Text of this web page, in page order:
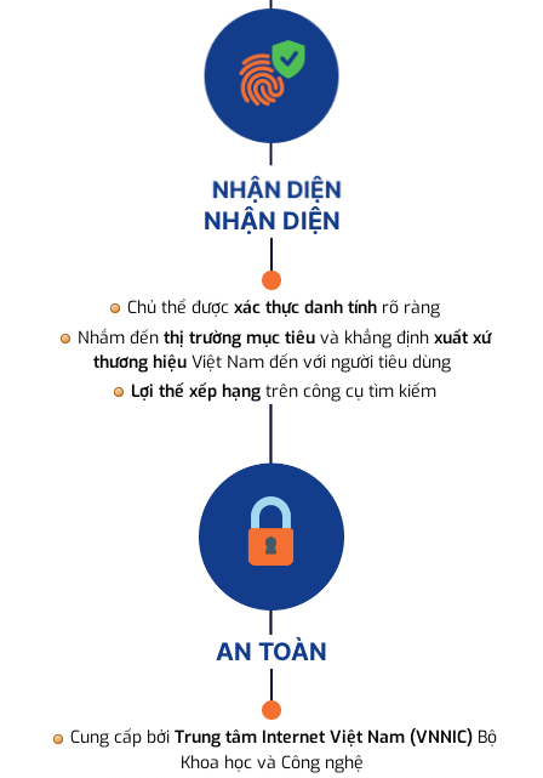
NHẬN DIỆN
Chủ thể được xác thực danh tính rõ ràng
Nhắm đến thị trường mục tiêuvà khẳng định xuất xứ
thương hiệuViệt Nam đến với người tiêu dùng
Lợi thế xếp hạng trên công cụ tìm kiếm
AN TOÀN
Cung cấp bởi Trung tâm Internet Việt Nam (VNNIC) Bộ
Khoa học và Công nghệ